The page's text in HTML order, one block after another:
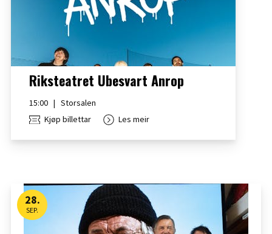
Riksteatret Ubesvart Anrop
15:00 | Storsalen
Kjøp billettar
Les meir
28.
SEP.